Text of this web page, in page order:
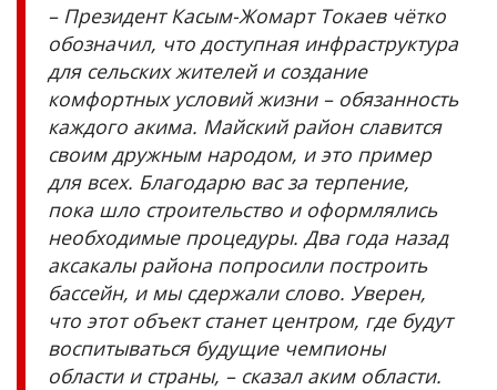
– Президент Касым-Жомарт Токаев чётко
обозначил, что доступная инфраструктура
для сельских жителей и создание
комфортных условий жизни – обязанность
каждого акима. Майский район славится
своим дружным народом, и это пример
для всех. Благодарю вас за терпение,
пока шло строительство и оформлялись
необходимые процедуры. Два года назад
аксакалы района попросили построить
бассейн, и мы сдержали слово. Уверен,
что этот объект станет центром, где будут
воспитываться будущие чемпионы
области и страны, – сказал аким области.